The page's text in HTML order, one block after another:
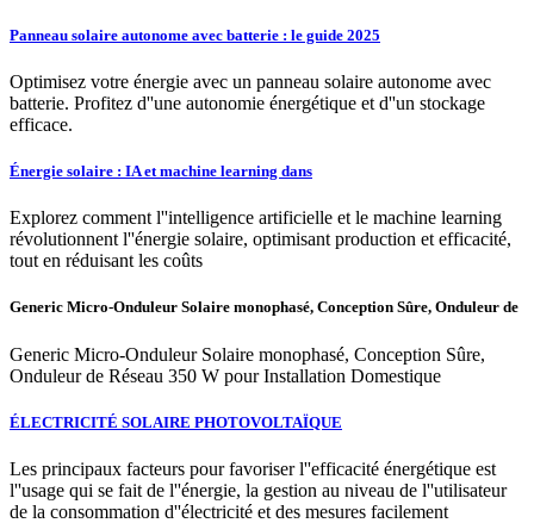
Panneau solaire autonome avec batterie : le guide 2025
Optimisez votre énergie avec un panneau solaire autonome avec
batterie. Profitez d''une autonomie énergétique et d''un stockage
efficace.
Énergie solaire : IA et machine learning dans
Explorez comment l''intelligence artificielle et le machine learning
révolutionnent l''énergie solaire, optimisant production et efficacité,
tout en réduisant les coûts
Generic Micro-Onduleur Solaire monophasé, Conception Sûre, Onduleur de
Generic Micro-Onduleur Solaire monophasé, Conception Sûre,
Onduleur de Réseau 350 W pour Installation Domestique
ÉLECTRICITÉ SOLAIRE PHOTOVOLTAÏQUE
Les principaux facteurs pour favoriser l''efficacité énergétique est
l''usage qui se fait de l''énergie, la gestion au niveau de l''utilisateur
de la consommation d''électricité et des mesures facilement